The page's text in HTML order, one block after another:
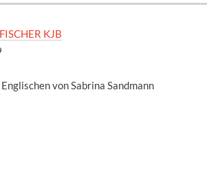
KJB
von Sabrina Sandmann